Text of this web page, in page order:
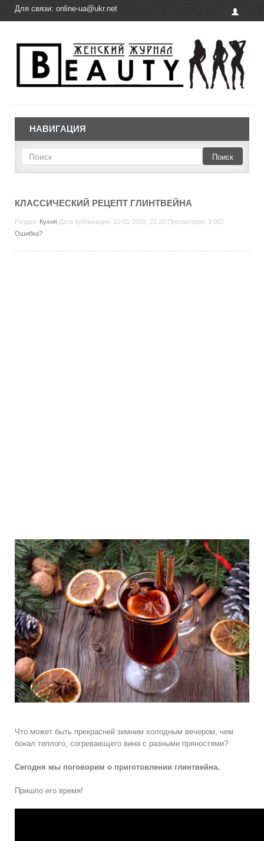
Для связи: online-ua@ukr.net
НАВИГАЦИЯ
Поиск
КЛАССИЧЕСКИЙ РЕЦЕПТ ГЛИНТВЕЙНА
Раздел: Кухня Дата публикации: 12-01-2019, 21:20 Просмотров: 3 002
Ошибка?
Что может быть прекрасней зимним холодным вечером, чем
бокал теплого, согревающего вина с разными пряностями?
Сегодня мы поговорим о приготовлении глинтвейна.
Пришло его время!